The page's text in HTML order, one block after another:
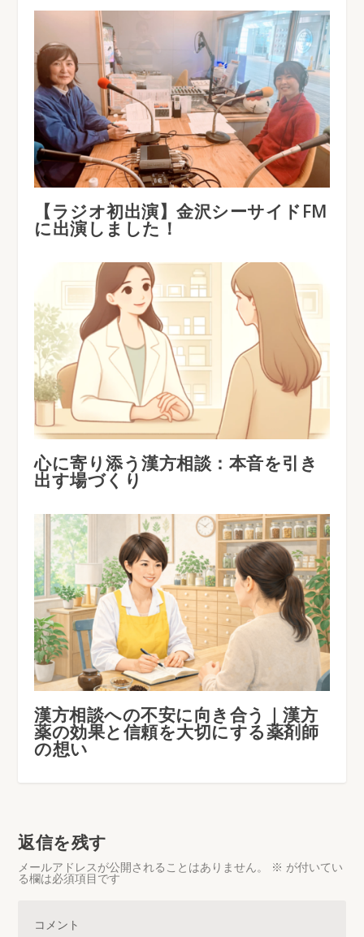
【ラジオ初出演】金沢シーサイドFM
に出演しました！
心に寄り添う漢方相談：本音を引き
出す場づくり
漢方相談への不安に向き合う｜漢方
薬の効果と信頼を大切にする薬剤師
の想い
返信を残す
メールアドレスが公開されることはありません。 ※ が付いてい
る欄は必須項目です